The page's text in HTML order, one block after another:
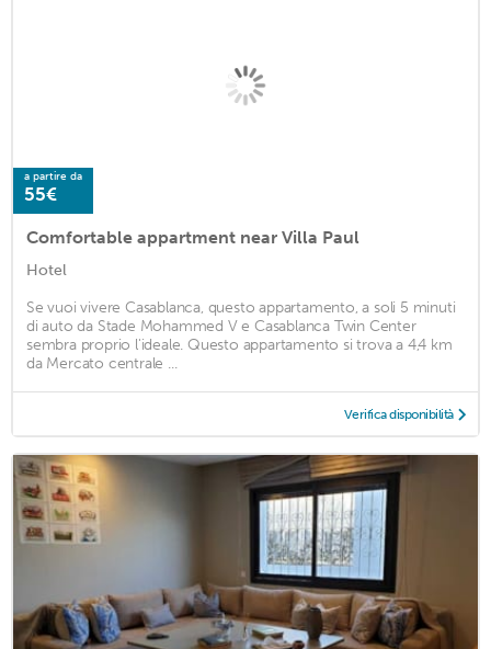
a partire da
55€
Comfortable appartment near Villa Paul
Hotel
Se vuoi vivere Casablanca, questo appartamento, a soli 5 minuti
di auto da Stade Mohammed V e Casablanca Twin Center
sembra proprio l'ideale. Questo appartamento si trova a 4,4 km
da Mercato centrale ...
Verifica disponibilità